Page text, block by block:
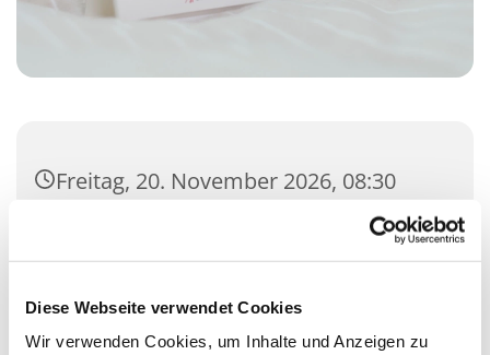
Diese Webseite verwendet Cookies
Wir verwenden Cookies, um Inhalte und Anzeigen zu
Freitag, 20. November 2026, 08:30
Empfängnis, Wasserstr. 7, 15806
Zossen